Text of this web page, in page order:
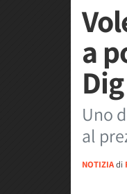
a
Uno
al
NOTIZIAdi